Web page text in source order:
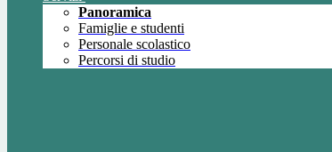
Panoramica
Famiglie e studenti
Personale scolastico
Percorsi di studio